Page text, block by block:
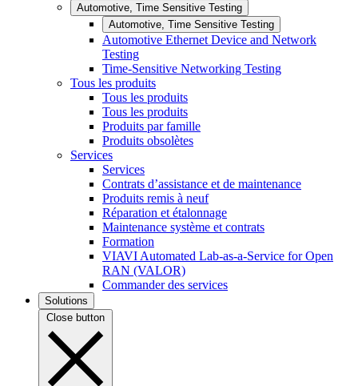
Automotive, Time Sensitive Testing
Automotive, Time Sensitive Testing
Automotive Ethernet Device and Network
Testing
Time-Sensitive Networking Testing
Tous les produits
Tous les produits
Tous les produits
Produits par famille
Produits obsolètes
Services
Services
Contrats d’assistance et de maintenance
Produits remis à neuf
Réparation et étalonnage
Maintenance système et contrats
Formation
VIAVI Automated Lab-as-a-Service for Open
RAN (VALOR)
Commander des services
Solutions
Close button